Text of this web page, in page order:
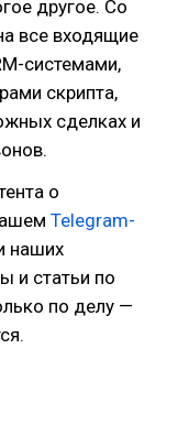
другое. Со
все входящие
системами,
скрипта,
сделках и
о
Telegram-
наших
и статьи по
по делу —